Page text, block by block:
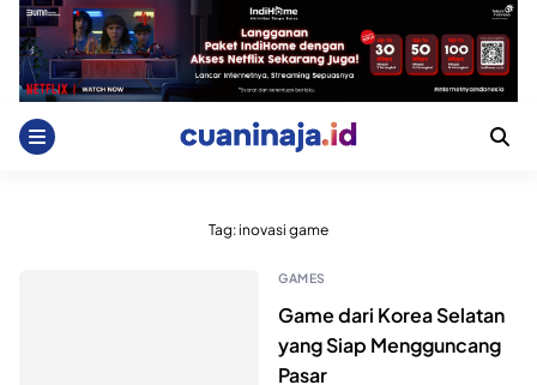
Skip
content
Tag: inovasi game
GAMES
Game dari Korea Selatan
yang Siap Mengguncang
Pasar